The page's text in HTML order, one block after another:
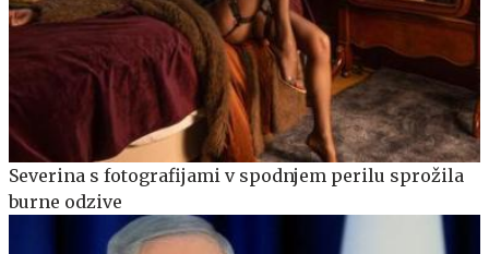
Severina s fotografijami v spodnjem perilu sprožila
burne odzive